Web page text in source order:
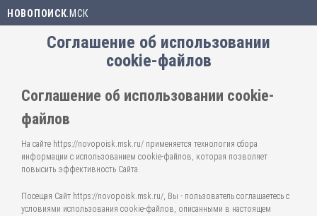
НОВОПОИСК .МСК
Соглашение об использовании
cookie-файлов
Соглашение об использовании cookie-
файлов
На сайте https://novopoisk.msk.ru/ применяется технология сбора
информации с использованием cookie-файлов, которая позволяет
повысить эффективность Сайта.
Посещая Сайт https://novopoisk.msk.ru/, Вы - пользователь соглашаетесь с
условиями использования cookie-файлов, описанными в настоящем